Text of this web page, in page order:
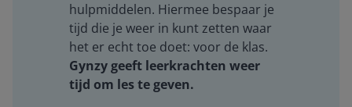
hulpmiddelen. Hiermee bespaar je
tijd die je weer in kunt zetten waar
het er echt toe doet: voor de klas.
Gynzy geeft leerkrachten weer
tijd om les te geven.